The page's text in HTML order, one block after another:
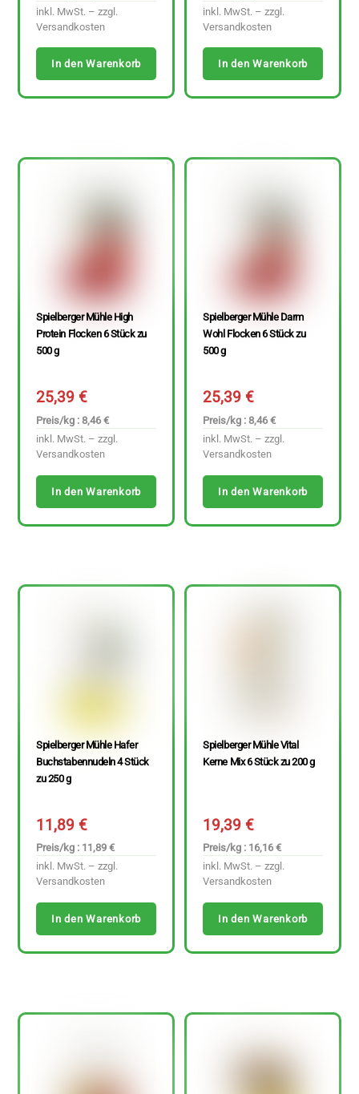
inkl. MwSt. – zzgl.
Versandkosten
In den Warenkorb
inkl. MwSt. – zzgl.
Versandkosten
In den Warenkorb
Spielberger Mühle High
Protein Flocken 6 Stück zu
500 g
25,39€
Preis/kg : 8,46 €
inkl. MwSt. – zzgl.
Versandkosten
In den Warenkorb
Spielberger Mühle Darm
Wohl Flocken 6 Stück zu
500 g
25,39€
Preis/kg : 8,46 €
inkl. MwSt. – zzgl.
Versandkosten
In den Warenkorb
Spielberger Mühle Hafer
Buchstabennudeln 4 Stück
zu 250 g
11,89€
Preis/kg : 11,89 €
inkl. MwSt. – zzgl.
Versandkosten
In den Warenkorb
Spielberger Mühle Vital
Kerne Mix 6 Stück zu 200 g
19,39€
Preis/kg : 16,16 €
inkl. MwSt. – zzgl.
Versandkosten
In den Warenkorb